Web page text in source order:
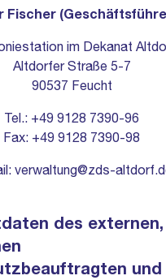
Fischer
im Dekanat
Altdorfer Straße 5-7
90537 Feucht
Tel.: +49 9128 7390-96
Fax: +49 9128 7390-98
verwaltung@zds-
des externen,
und